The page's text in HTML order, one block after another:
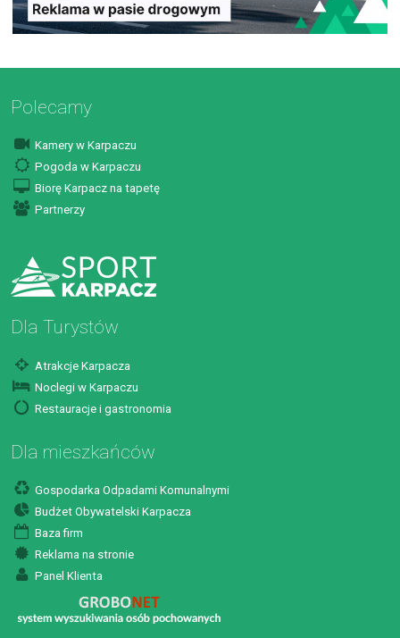
Polecamy
Kamery w Karpaczu
Pogoda w Karpaczu
Biorę Karpacz na tapetę
Partnerzy
Dla Turystów
Atrakcje Karpacza
Noclegi w Karpaczu
Restauracje i gastronomia
Dla mieszkańców
Gospodarka Odpadami Komunalnymi
Budżet Obywatelski Karpacza
Baza firm
Reklama na stronie
Panel Klienta